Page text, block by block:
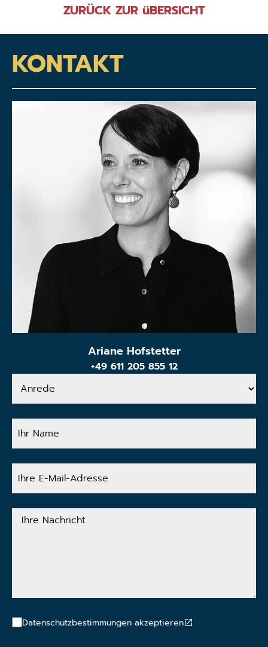
ZURÜCK ZUR üBERSICHT
KONTAKT
Ariane Hofstetter
+49 611 205 855 12
Anrede
Ihr
Name
Ihre
E-
Adresse
Ihre
Nachricht
Datenschutzbestimmungen akzeptieren